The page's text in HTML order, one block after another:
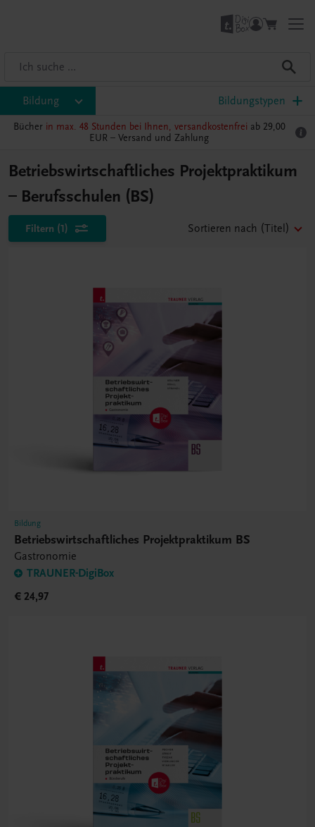
Bildung Bildungstypen
Bücher in max. 48 Stunden bei Ihnen, versandkostenfrei ab 29,00
EUR – Versand und Zahlung
Betriebswirtschaftliches Projektpraktikum
– Berufsschulen (BS)
Filtern (1) Sortieren nach (Titel)
Bildung
Betriebswirtschaftliches Projektpraktikum BS
Gastronomie
TRAUNER-DigiBox
€ 24,97